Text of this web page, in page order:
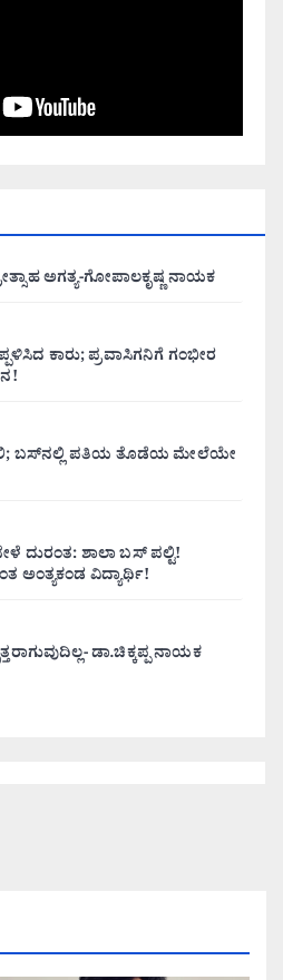
ಅಗತ್ಯ-ಗೋಪಾಲಕೃಷ್ಣ ನಾಯಕ
ಕಾರು; ಪ್ರವಾಸಿಗನಿಗೆ ಗಂಭೀರ
ಬಸ್‌ನಲ್ಲಿ ಪತಿಯ ತೊಡೆಯ ಮೇಲೆಯೇ
ದುರಂತ: ಶಾಲಾ ಬಸ್ ಪಲ್ಟಿ!
ಅಂತ್ಯಕಂಡ ವಿದ್ಯಾರ್ಥಿ!
ಡಾ.ಚಿಕ್ಕಪ್ಪ ನಾಯಕ